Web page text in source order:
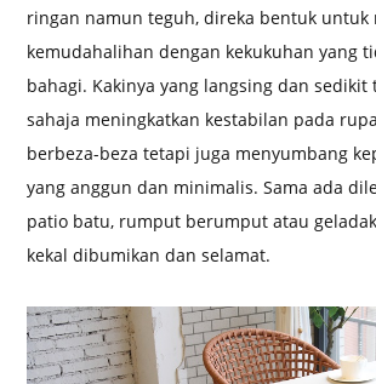
ringan namun teguh, direka bentuk untuk
kemudahalihan dengan kekukuhan yang
bahagi. Kakinya yang langsing dan
sahaja meningkatkan kestabilan pada
berbeza-beza tetapi juga menyumbang
yang anggun dan minimalis. Sama ada
patio batu, rumput berumput atau
kekal dibumikan dan selamat.